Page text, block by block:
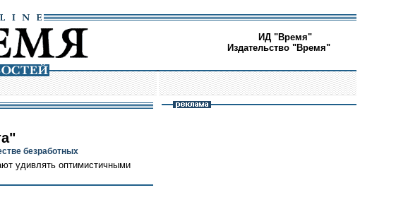
ИД "Время"
Издательство "Время"
безработных
удивлять оптимистичными